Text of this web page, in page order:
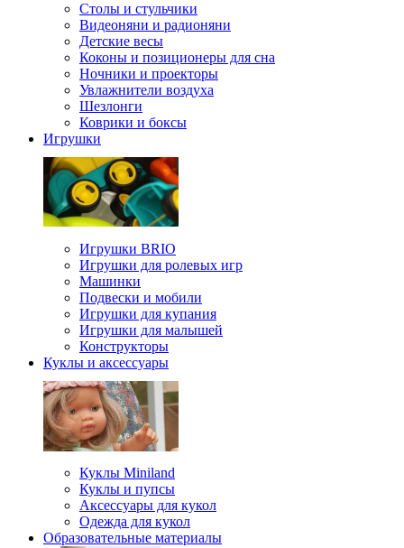
Cтолы и стульчики
Видеоняни и радионяни
Детские весы
Коконы и позиционеры для сна
Ночники и проекторы
Увлажнители воздуха
Шезлонги
Коврики и боксы
Игрушки
Игрушки BRIO
Игрушки для ролевых игр
Машинки
Подвески и мобили
Игрушки для купания
Игрушки для малышей
Конструкторы
Куклы и аксессуары
Куклы Miniland
Куклы и пупсы
Аксессуары для кукол
Одежда для кукол
Образовательные материалы